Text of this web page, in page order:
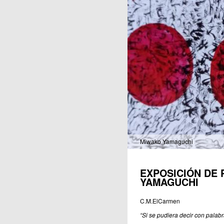
Miwako Yamaguchi
EXPOSICIÓN DE
YAMAGUCHI
C.M.ElCarmen
“Si se pudiera decir con